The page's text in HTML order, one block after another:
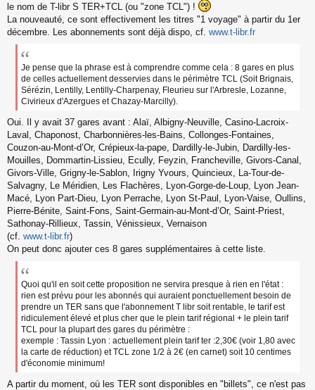
n
l
u
le nom de T-libr S TER+TCL (ou "zone TCL") !
La nouveauté, ce sont effectivement les titres "1 voyage" à partir du 1er
décembre. Les abonnements sont déjà dispo, cf. www.t-libr.fr
Je pense que la phrase est à comprendre comme cela : 8 gares en plus
de celles actuellement desservies dans le périmètre TCL (Soit Brignais,
Sérézin, Lentilly, Lentilly-Charpenay, Fleurieu sur l'Arbresle, Lozanne,
Civirieux d'Azergues et Chazay-Marcilly).
Oui. Il y avait 37 gares avant : Alaï, Albigny-Neuville, Casino-Lacroix-
Laval, Chaponost, Charbonnières-les-Bains, Collonges-Fontaines,
Couzon-au-Mont-d’Or, Crépieux-la-pape, Dardilly-le-Jubin, Dardilly-les-
Mouilles, Dommartin-Lissieu, Ecully, Feyzin, Francheville, Givors-Canal,
Givors-Ville, Grigny-le-Sablon, Irigny Yvours, Quincieux, La-Tour-de-
Salvagny, Le Méridien, Les Flachères, Lyon-Gorge-de-Loup, Lyon Jean-
Macé, Lyon Part-Dieu, Lyon Perrache, Lyon St-Paul, Lyon-Vaise, Oullins,
Pierre-Bénite, Saint-Fons, Saint-Germain-au-Mont-d’Or, Saint-Priest,
Sathonay-Rillieux, Tassin, Vénissieux, Vernaison
(cf. www.t-libr.fr)
On peut donc ajouter ces 8 gares supplémentaires à cette liste.
Quoi qu'il en soit cette proposition ne servira presque à rien en l'état :
rien est prévu pour les abonnés qui auraient ponctuellement besoin de
prendre un TER sans que l'abonnement T libr soit rentable, le tarif est
ridiculement élevé et plus cher que le plein tarif régional + le plein tarif
TCL pour la plupart des gares du périmètre :
exemple : Tassin Lyon : actuellement plein tarif ter :2,30€ (voir 1,80 avec
la carte de réduction) et TCL zone 1/2 à 2€ (en carnet) soit 10 centimes
d'économie minimum!
A partir du moment, où les TER sont disponibles en "billets", ce n'est pas